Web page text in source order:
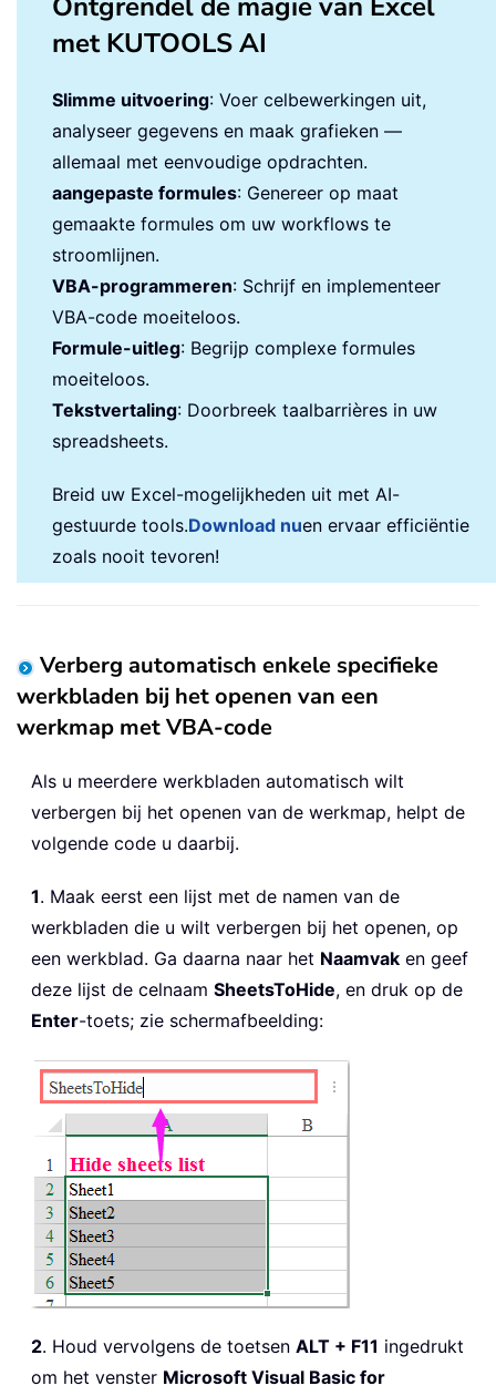
Ontgrendel de magie van Excel
met KUTOOLS AI
Slimme uitvoering: Voer celbewerkingen uit,
analyseer gegevens en maak grafieken —
allemaal met eenvoudige opdrachten.
aangepaste formules: Genereer op maat
gemaakte formules om uw workflows te
stroomlijnen.
VBA-programmeren: Schrijf en implementeer
VBA-code moeiteloos.
Formule-uitleg: Begrijp complexe formules
moeiteloos.
Tekstvertaling: Doorbreek taalbarrières in uw
spreadsheets.
Breid uw Excel-mogelijkheden uit met AI-
gestuurde tools.Download nuen ervaar efficiëntie
zoals nooit tevoren!
Verberg automatisch enkele specifieke
werkbladen bij het openen van een
werkmap met VBA-code
Als u meerdere werkbladen automatisch wilt
verbergen bij het openen van de werkmap, helpt de
volgende code u daarbij.
1. Maak eerst een lijst met de namen van de
werkbladen die u wilt verbergen bij het openen, op
een werkblad. Ga daarna naar het Naamvak en geef
deze lijst de celnaam SheetsToHide, en druk op de
Enter-toets; zie schermafbeelding:
2. Houd vervolgens de toetsen ALT + F11 ingedrukt
om het venster Microsoft Visual Basic for